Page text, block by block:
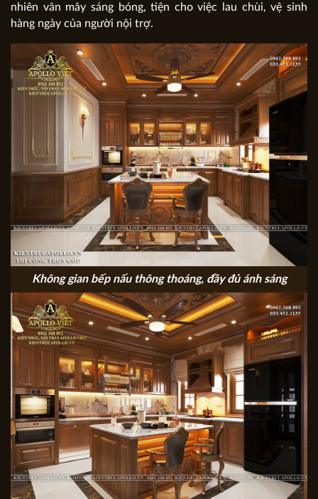
nhiên vân mây sáng bóng, tiện cho việc lau chùi, vệ sinh
hàng ngày của người nội trợ.
Không gian bếp nấu thông thoáng, đầy đủ ánh sáng